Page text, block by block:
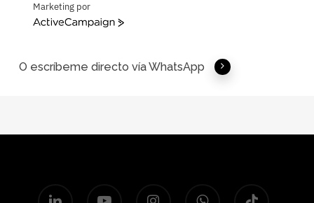
Marketing por
ActiveCampaign
O escríbeme directo vía WhatsApp